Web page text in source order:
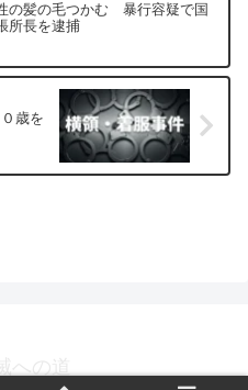
の髪の毛つかむ 暴行容疑で国
所長を逮捕
歳を
への道